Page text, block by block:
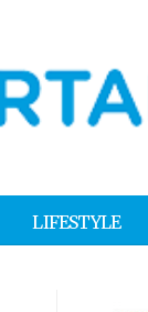
LIFESTYLE